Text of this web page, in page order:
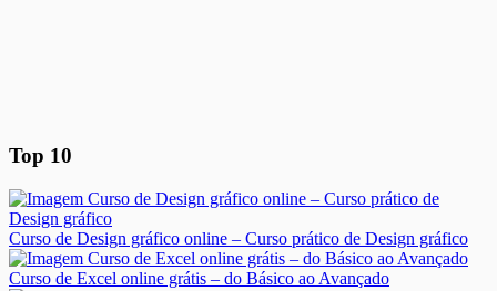
Top 10
Curso de Design gráfico online – Curso prático de Design gráfico
Curso de Excel online grátis – do Básico ao Avançado